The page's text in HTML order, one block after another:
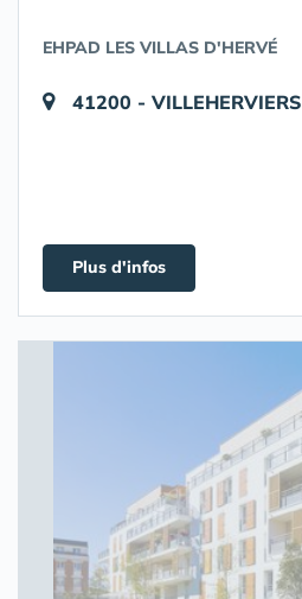
EHPAD LES VILLAS D'HERVÉ
41200 - VILLEHERVIERS
Plus d'infos